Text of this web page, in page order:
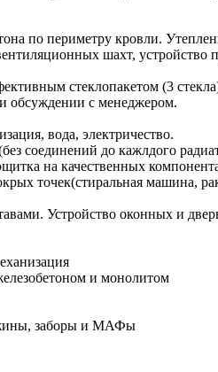
по периметру кровли.
шахт,
стеклопакетом (3
обсуждении с менеджером.
вода, электричество.
соединений до кажлдого
на качественных
точек(стиральная машина,
Устройство оконных и
и монолитом
заборы и МАФы